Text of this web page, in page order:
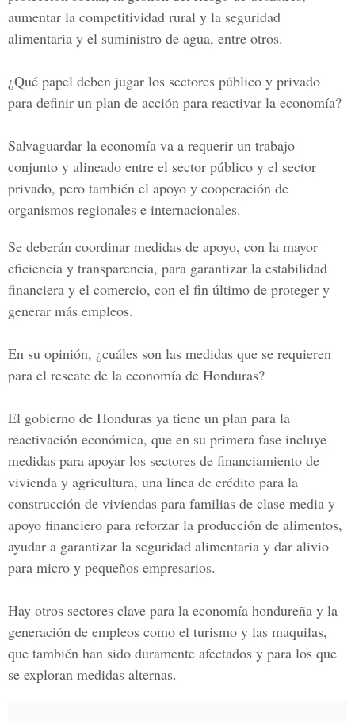
aumentar la competitividad rural y la seguridad
alimentaria y el suministro de agua, entre otros.
¿Qué papel deben jugar los sectores público y privado
para definir un plan de acción para reactivar la economía?
Salvaguardar la economía va a requerir un trabajo
conjunto y alineado entre el sector público y el sector
privado, pero también el apoyo y cooperación de
organismos regionales e internacionales.
Se deberán coordinar medidas de apoyo, con la mayor
eficiencia y transparencia, para garantizar la estabilidad
financiera y el comercio, con el fin último de proteger y
generar más empleos.
En su opinión, ¿cuáles son las medidas que se requieren
para el rescate de la economía de Honduras?
El gobierno de Honduras ya tiene un plan para la
reactivación económica, que en su primera fase incluye
medidas para apoyar los sectores de financiamiento de
vivienda y agricultura, una línea de crédito para la
construcción de viviendas para familias de clase media y
apoyo financiero para reforzar la producción de alimentos,
ayudar a garantizar la seguridad alimentaria y dar alivio
para micro y pequeños empresarios.
Hay otros sectores clave para la economía hondureña y la
generación de empleos como el turismo y las maquilas,
que también han sido duramente afectados y para los que
se exploran medidas alternas.